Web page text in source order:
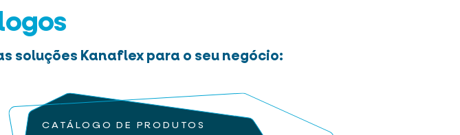
soluções Kanaflex para o seu negócio:
CATÁLOGO DE PRODUTOS